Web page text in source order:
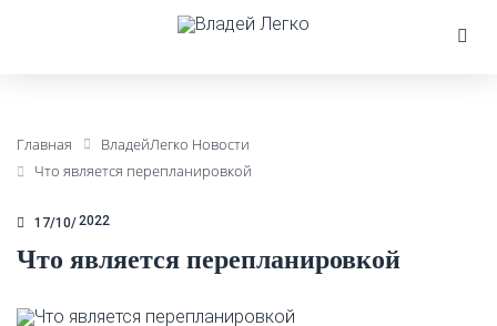
Главная
ВладейЛегко Новости
Что является перепланировкой
17/10 2022
Что является перепланировкой